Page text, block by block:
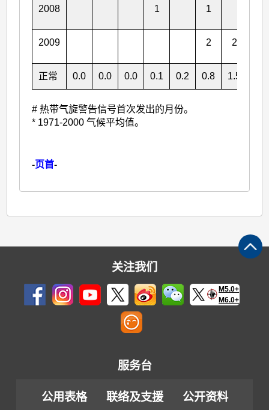
2008 1 1
2009 2 2
正常 0.0 0.0 0.0 0.1 0.2 0.8 1.5
# 热带气旋警告信号首次发出的月份。
* 1971-2000 气候平均值。
-页首-
关注我们
M5.0+
M6.0+
服务台
公用表格 联络及支援
公开资料